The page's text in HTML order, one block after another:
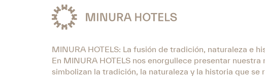
MINURA HOTELS: La fusión de tradición, naturaleza e
En MINURA HOTELS nos enorgullece presentar
simbolizan la tradición, la naturaleza y la historia que se